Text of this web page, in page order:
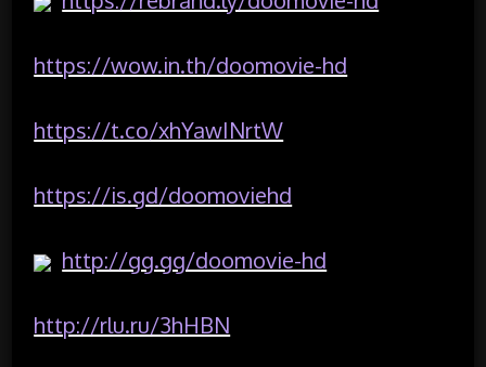
https://wow.in.th/doomovie-hd
https://t.co/xhYawINrtW
https://is.gd/doomoviehd
http://gg.gg/doomovie-hd
http://rlu.ru/3hHBN